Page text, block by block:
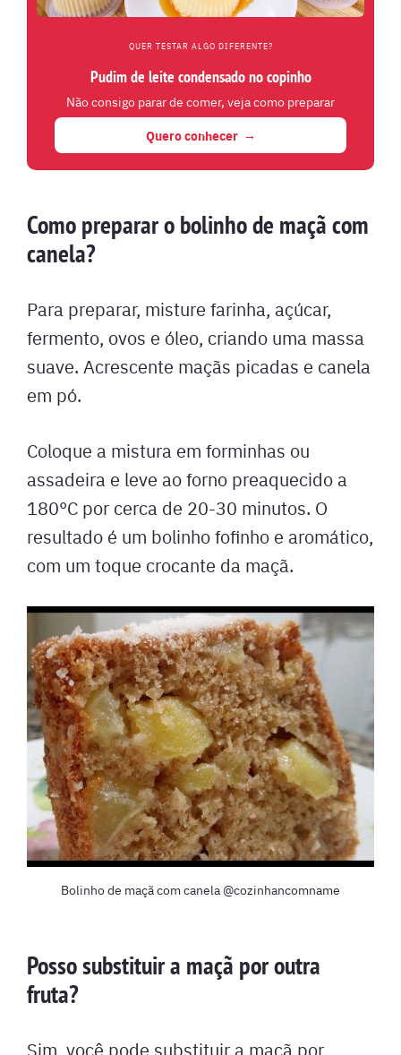
QUER TESTAR ALGO DIFERENTE?
Pudim de leite condensado no copinho
Não consigo parar de comer, veja como preparar
Quero conhecer
Como preparar o bolinho de maçã com
canela?
Para preparar, misture farinha, açúcar,
fermento, ovos e óleo, criando uma massa
suave. Acrescente maçãs picadas e canela
em pó.
Coloque a mistura em forminhas ou
assadeira e leve ao forno preaquecido a
180°C por cerca de 20-30 minutos. O
resultado é um bolinho fofinho e aromático,
com um toque crocante da maçã.
Bolinho de maçã com canela @cozinhancomname
Posso substituir a maçã por outra
fruta?
Sim, você pode substituir a maçã por